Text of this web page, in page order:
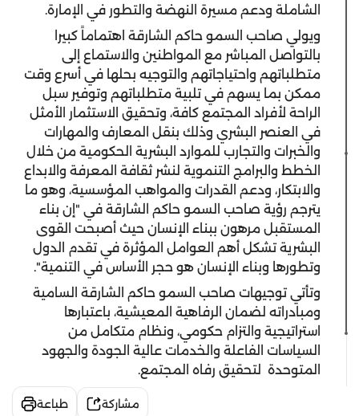
الشاملة ودعم مسيرة النهضة والتطور في الإمارة.
ويولي صاحب السمو حاكم الشارقة اهتماماً كبيرا
بالتواصل المباشر مع المواطنين والاستماع إلى
متطلباتهم واحتياجاتهم والتوجيه بحلها في أسرع وقت
ممكن بما يسهم في تلبية متطلباتهم وتوفير سبل
الراحة لأفراد المجتمع كافة، وتحقيق الاستثمار الأمثل
في العنصر البشري وذلك بنقل المعارف والمهارات
والخبرات والتجارب للموارد البشرية الحكومية من خلال
الخطط والبرامج التنموية لنشر ثقافة المعرفة والابداع
والابتكار، ودعم القدرات والمواهب المؤسسية، وهو ما
يترجم رؤية صاحب السمو حاكم الشارقة في "إن بناء
المستقبل مرهون ببناء الإنسان حيث أصبحت القوى
البشرية تشكل أهم العوامل المؤثرة في تقدم الدول
وتطورها وبناء الإنسان هو حجر الأساس في التنمية".
وتأتي توجيهات صاحب السمو حاكم الشارقة السامية
ومبادراته لضمان الرفاهية المعيشية، باعتبارها
استراتيجية والتزام حكومي، ونظام متكامل من
السياسات الفاعلة والخدمات عالية الجودة والجهود
المتوحدة لتحقيق رفاه المجتمع.
مشاركة طباعة